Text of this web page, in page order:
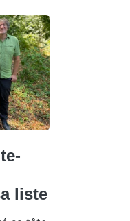
liste